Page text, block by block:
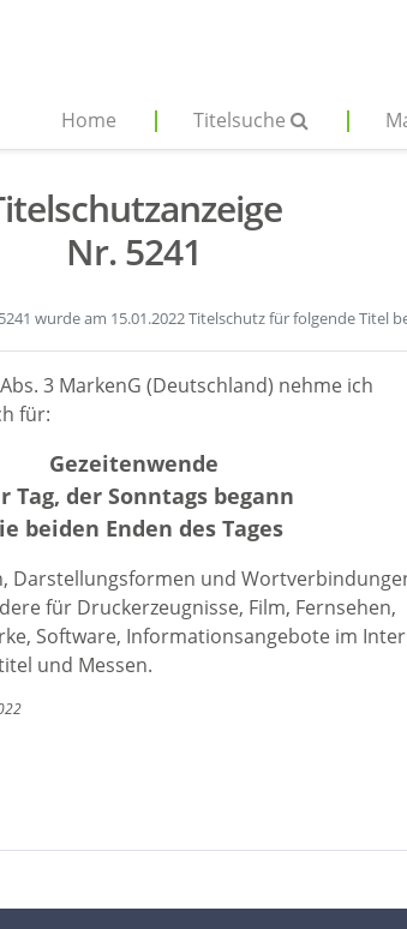
Home Titelsuche
Nr. 5241
wurde am 15.01.2022 Titelschutz für folgende Titel
3 MarkenG (Deutschland) nehme ich
für:
Gezeitenwende
Tag, der Sonntags begann
beiden Enden des Tages
Darstellungsformen und
für Druckerzeugnisse, Film, Fernsehen,
Software, Informationsangebote im
und Messen.